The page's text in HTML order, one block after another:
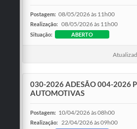
Postagem: 08/05/2026 às 11h00
Realização: 08/05/2026 às 11h00
Situação: ABERTO
030-2026 ADESÃO 004-2026
AUTOMOTIVAS
Postagem: 10/04/2026 às 08h00
Realização: 22/04/2026 às 09h00